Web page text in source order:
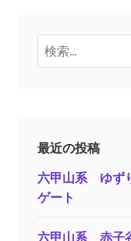
検
索:
最近の投稿
六甲山系 ゆず
ゲート
六甲山系 赤子